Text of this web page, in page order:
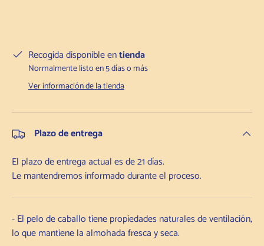
Recogida disponible entienda
Normalmente listo en 5 días o más
Ver información de la tienda
Plazo de entrega
El plazo de entrega actual es de 21 días.
Le mantendremos informado durante el proceso.
- El pelo de caballo tiene propiedades naturales de ventilación,
lo que mantiene la almohada fresca y seca.